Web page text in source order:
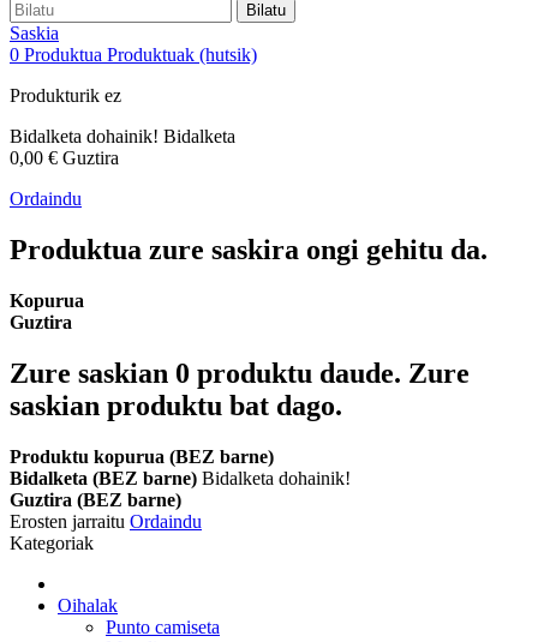
Bilatu
Saskia
0 Produktua Produktuak (hutsik)
Produkturik ez
Bidalketa dohainik! Bidalketa
0,00 € Guztira
Ordaindu
Produktua zure saskira ongi gehitu da.
Kopurua
Guztira
Zure saskian 0 produktu daude. Zure
saskian produktu bat dago.
Produktu kopurua (BEZ barne)
Bidalketa (BEZ barne) Bidalketa dohainik!
Guztira (BEZ barne)
Erosten jarraitu Ordaindu
Kategoriak
Oihalak
Punto camiseta